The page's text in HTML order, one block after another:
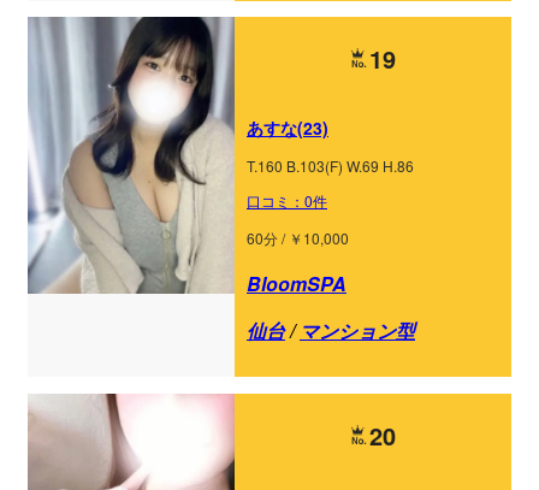
19
あすな(23)
T.160 B.103(F) W.69 H.86
口コミ：0件
60分 / ￥10,000
BloomSPA
仙台/ マンション型
20